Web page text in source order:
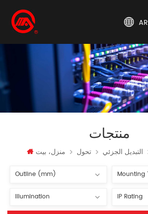
AR
منتجات
منزل، بيت تحول التبديل الجزئي